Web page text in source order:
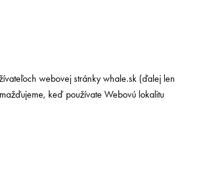
webovej stránky whale.sk (ďalej len
keď používate Webovú lokalitu